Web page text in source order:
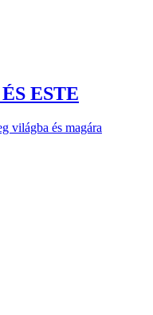
ESTE
világba és magára